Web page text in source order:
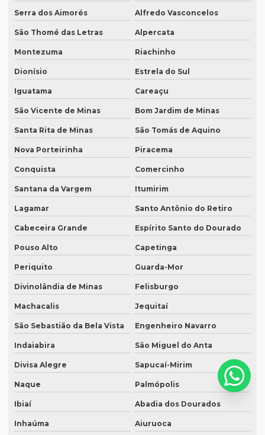
Revisão de textos em mandarim
Revisão de textos em português
Revisão de textos técnicos
Revisão de trabalhos acadêmicos
Serviço de degravação de audio
Serviço de degravação de áudio em texto
Serviço de degravação em espanhol
Serviço de intérprete inglês espanhol
Serviço de legendagem de vídeos
Serviço de revisão de artigos científicos
Serviço de revisão gramatical profissional
Serviço de revisão de manuscritos literários
Serviço de revisão ortográfica
Serviço de revisão de teses e dissertações
Serviço de revisão de textos em alemão
Serviço de revisão de textos em árabe
Serviço de revisão de textos em coreano
Serra dos Aimorés Alfredo Vasconcelos
São Thomé das Letras Alpercata
Montezuma Riachinho
Dionísio Estrela do Sul
Iguatama Careaçu
São Vicente de Minas Bom Jardim de Minas
Santa Rita de Minas São Tomás de Aquino
Nova Porteirinha Piracema
Conquista Comercinho
Santana da Vargem Itumirim
Lagamar Santo Antônio do Retiro
Cabeceira Grande Espírito Santo do Dourado
Pouso Alto Capetinga
Periquito Guarda-Mor
Divinolândia de Minas Felisburgo
Machacalis Jequitaí
São Sebastião da Bela Vista Engenheiro Navarro
Indaiabira São Miguel do Anta
Divisa Alegre Sapucaí-Mirim
Naque Palmópolis
Ibiaí Abadia dos Dourados
Inhaúma Aiuruoca